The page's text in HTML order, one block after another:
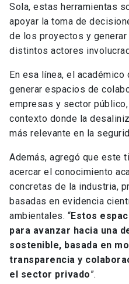
Sola, estas herramientas
apoyar la toma de
de los proyectos y
distintos actores
En esa línea, el
generar espacios de
empresas y sector
contexto donde la
más relevante en la
Además, agregó que este
acercar el conocimiento
concretas de la industria,
basadas en evidencia
ambientales. “Estos
para avanzar hacia una
sostenible, basada en
transparencia y
el sector privado”.